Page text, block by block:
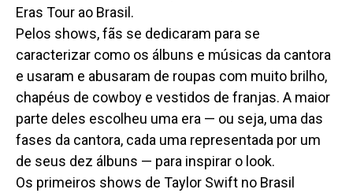
Eras Tour ao Brasil.
Pelos shows, fãs se dedicaram para se
caracterizar como os álbuns e músicas da cantora
e usaram e abusaram de roupas com muito brilho,
chapéus de cowboy e vestidos de franjas. A maior
parte deles escolheu uma era — ou seja, uma das
fases da cantora, cada uma representada por um
de seus dez álbuns — para inspirar o look.
Os primeiros shows de Taylor Swift no Brasil